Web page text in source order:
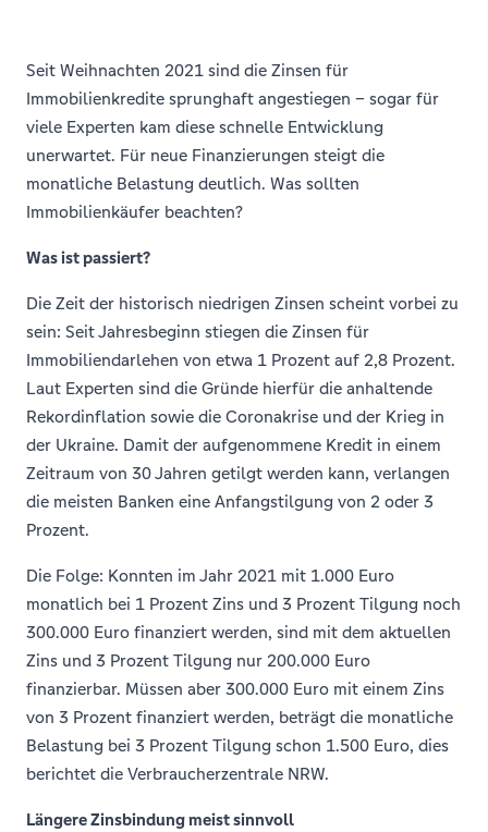
Seit Weihnachten 2021 sind die Zinsen für
Immobilienkredite sprunghaft angestiegen – sogar für
viele Experten kam diese schnelle Entwicklung
unerwartet. Für neue Finanzierungen steigt die
monatliche Belastung deutlich. Was sollten
Immobilienkäufer beachten?
Was ist passiert?
Die Zeit der historisch niedrigen Zinsen scheint vorbei zu
sein: Seit Jahresbeginn stiegen die Zinsen für
Immobiliendarlehen von etwa 1 Prozent auf 2,8 Prozent.
Laut Experten sind die Gründe hierfür die anhaltende
Rekordinflation sowie die Coronakrise und der Krieg in
der Ukraine. Damit der aufgenommene Kredit in einem
Zeitraum von 30 Jahren getilgt werden kann, verlangen
die meisten Banken eine Anfangstilgung von 2 oder 3
Prozent.
Die Folge: Konnten im Jahr 2021 mit 1.000 Euro
monatlich bei 1 Prozent Zins und 3 Prozent Tilgung noch
300.000 Euro finanziert werden, sind mit dem aktuellen
Zins und 3 Prozent Tilgung nur 200.000 Euro
finanzierbar. Müssen aber 300.000 Euro mit einem Zins
von 3 Prozent finanziert werden, beträgt die monatliche
Belastung bei 3 Prozent Tilgung schon 1.500 Euro, dies
berichtet die Verbraucherzentrale NRW.
Längere Zinsbindung meist sinnvoll